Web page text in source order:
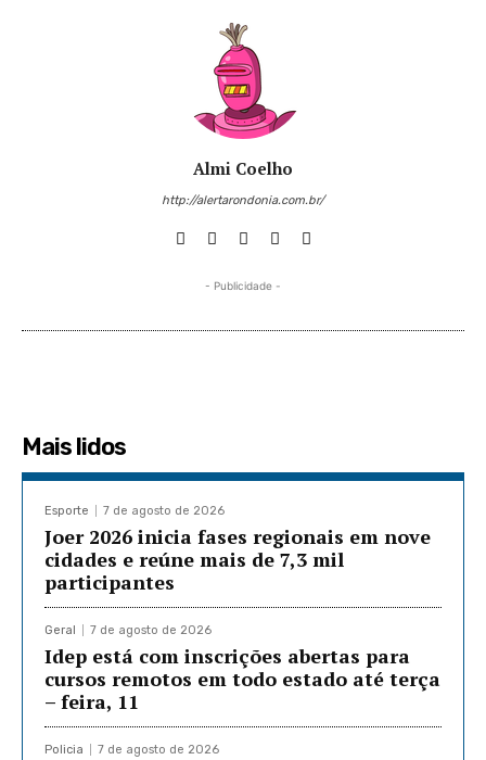
Almi Coelho
http://alertarondonia.com.br/
- Publicidade -
Mais lidos
Esporte 7 de agosto de 2026
Joer 2026 inicia fases regionais em nove
cidades e reúne mais de 7,3 mil
participantes
Geral 7 de agosto de 2026
Idep está com inscrições abertas para
cursos remotos em todo estado até terça
– feira, 11
Policia 7 de agosto de 2026